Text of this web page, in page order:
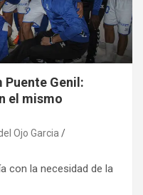
Puente Genil:
el mismo
Ojo Garcia
con la necesidad de la